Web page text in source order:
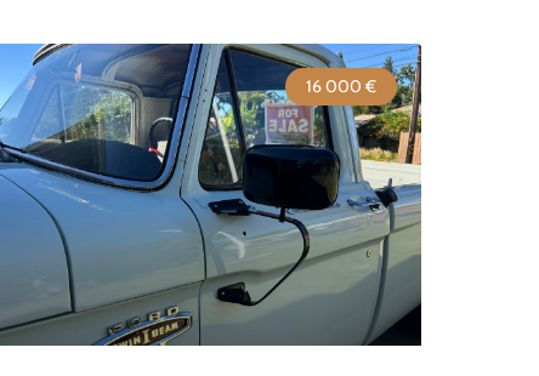
16 000 €